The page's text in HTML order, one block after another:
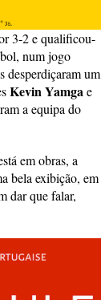
3-2 e qualificou-
num jogo
desperdiçaram um
Kevin Yamgae
a equipa do
em obras, a
bela exibição, em
dar que falar,